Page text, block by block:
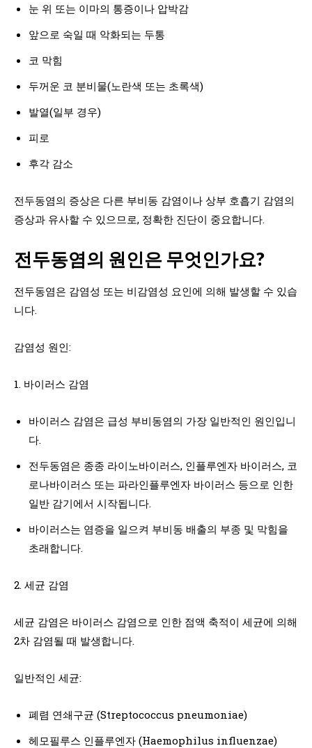
눈 위 또는 이마의 통증이나 압박감
앞으로 숙일 때 악화되는 두통
코 막힘
두꺼운 코 분비물(노란색 또는 초록색)
발열(일부 경우)
피로
후각 감소
전두동염의 증상은 다른 부비동 감염이나 상부 호흡기 감염의
증상과 유사할 수 있으므로, 정확한 진단이 중요합니다.
전두동염의 원인은 무엇인가요?
전두동염은 감염성 또는 비감염성 요인에 의해 발생할 수 있습
니다.
감염성 원인:
1. 바이러스 감염
바이러스 감염은 급성 부비동염의 가장 일반적인 원인입니
다.
전두동염은 종종 라이노바이러스, 인플루엔자 바이러스, 코
로나바이러스 또는 파라인플루엔자 바이러스 등으로 인한
일반 감기에서 시작됩니다.
바이러스는 염증을 일으켜 부비동 배출의 부종 및 막힘을
초래합니다.
2. 세균 감염
세균 감염은 바이러스 감염으로 인한 점액 축적이 세균에 의해
2차 감염될 때 발생합니다.
일반적인 세균:
폐렴 연쇄구균 (Streptococcus pneumoniae)
헤모필루스 인플루엔자 (Haemophilus influenzae)